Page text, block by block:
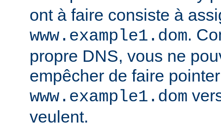
ont à faire consiste à
www.example1.dom.
propre DNS, vous ne
empêcher de faire
www.example1.dom
veulent.